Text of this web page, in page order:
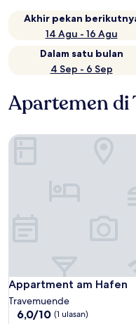
Akhir pekan
14 Agu - 16 Agu
Dalam satu bulan
4 Sep - 6 Sep
Apartemen di
Appartment am Hafen
Appartment am Hafen
Travemuende
6.0
6,0/10 (1 ulasan)
Appartment am Hafen